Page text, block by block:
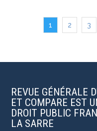
1 2 3
REVUE GÉNÉRALE
ET COMPARE EST
DROIT PUBLIC
LA SARRE